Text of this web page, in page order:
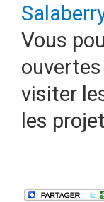
Vous
visiter
les